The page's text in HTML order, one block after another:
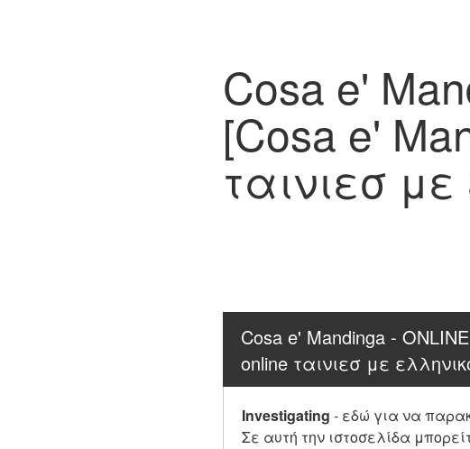
Cosa e'
[Cosa e'
ταινιεσ
Cosa e' Mandinga -
online ταινιεσ με
Investigating - εδώ για να
Σε αυτή την ιστοσελίδα